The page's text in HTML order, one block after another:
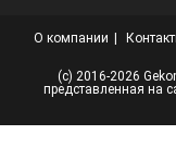
О компании
(с) 2016-2026
представленная на